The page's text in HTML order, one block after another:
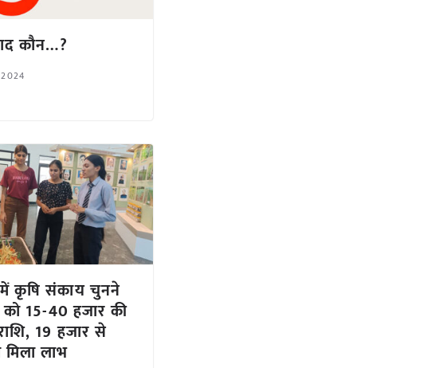
कौन…?
में कृषि संकाय चुनने
को 15-40 हजार की
19 हजार से
लाभ